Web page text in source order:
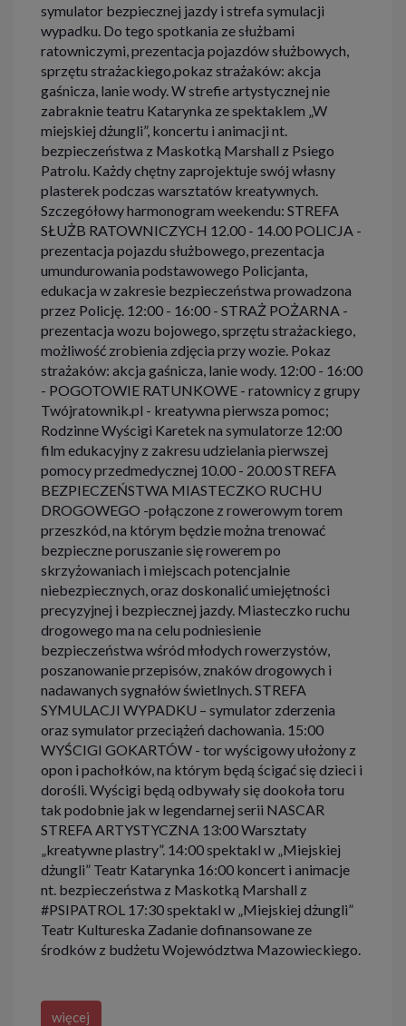
symulator bezpiecznej jazdy i strefa symulacji
wypadku. Do tego spotkania ze służbami
ratowniczymi, prezentacja pojazdów służbowych,
sprzętu strażackiego,pokaz strażaków: akcja
gaśnicza, lanie wody. W strefie artystycznej nie
zabraknie teatru Katarynka ze spektaklem „W
miejskiej dżungli”, koncertu i animacji nt.
bezpieczeństwa z Maskotką Marshall z Psiego
Patrolu. Każdy chętny zaprojektuje swój własny
plasterek podczas warsztatów kreatywnych.
Szczegółowy harmonogram weekendu: STREFA
SŁUŻB RATOWNICZYCH 12.00 - 14.00 POLICJA -
prezentacja pojazdu służbowego, prezentacja
umundurowania podstawowego Policjanta,
edukacja w zakresie bezpieczeństwa prowadzona
przez Policję. 12:00 - 16:00 - STRAŻ POŻARNA -
prezentacja wozu bojowego, sprzętu strażackiego,
możliwość zrobienia zdjęcia przy wozie. Pokaz
strażaków: akcja gaśnicza, lanie wody. 12:00 - 16:00
- POGOTOWIE RATUNKOWE - ratownicy z grupy
Twójratownik.pl - kreatywna pierwsza pomoc;
Rodzinne Wyścigi Karetek na symulatorze 12:00
film edukacyjny z zakresu udzielania pierwszej
pomocy przedmedycznej 10.00 - 20.00 STREFA
BEZPIECZEŃSTWA MIASTECZKO RUCHU
DROGOWEGO -połączone z rowerowym torem
przeszkód, na którym będzie można trenować
bezpieczne poruszanie się rowerem po
skrzyżowaniach i miejscach potencjalnie
niebezpiecznych, oraz doskonalić umiejętności
precyzyjnej i bezpiecznej jazdy. Miasteczko ruchu
drogowego ma na celu podniesienie
bezpieczeństwa wśród młodych rowerzystów,
poszanowanie przepisów, znaków drogowych i
nadawanych sygnałów świetlnych. STREFA
SYMULACJI WYPADKU – symulator zderzenia
oraz symulator przeciążeń dachowania. 15:00
WYŚCIGI GOKARTÓW - tor wyścigowy ułożony z
opon i pachołków, na którym będą ścigać się dzieci i
dorośli. Wyścigi będą odbywały się dookoła toru
tak podobnie jak w legendarnej serii NASCAR
STREFA ARTYSTYCZNA 13:00 Warsztaty
„kreatywne plastry”. 14:00 spektakl w „Miejskiej
dżungli” Teatr Katarynka 16:00 koncert i animacje
nt. bezpieczeństwa z Maskotką Marshall z
#PSIPATROL 17:30 spektakl w „Miejskiej dżungli”
Teatr Kultureska Zadanie dofinansowane ze
środków z budżetu Województwa Mazowieckiego.
więcej